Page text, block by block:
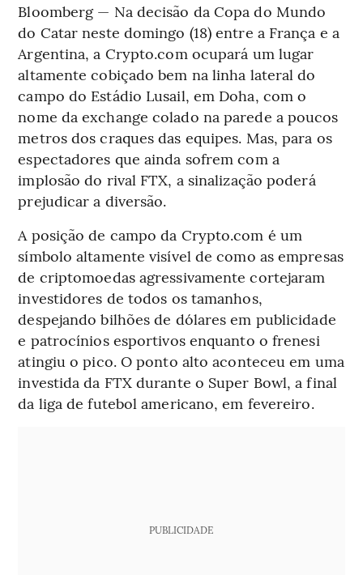
Bloomberg — Na decisão da Copa do Mundo
do Catar neste domingo (18) entre a França e a
Argentina, a Crypto.com ocupará um lugar
altamente cobiçado bem na linha lateral do
campo do Estádio Lusail, em Doha, com o
nome da exchange colado na parede a poucos
metros dos craques das equipes. Mas, para os
espectadores que ainda sofrem com a
implosão do rival FTX, a sinalização poderá
prejudicar a diversão.
A posição de campo da Crypto.com é um
símbolo altamente visível de como as empresas
de criptomoedas agressivamente cortejaram
investidores de todos os tamanhos,
despejando bilhões de dólares em publicidade
e patrocínios esportivos enquanto o frenesi
atingiu o pico. O ponto alto aconteceu em uma
investida da FTX durante o Super Bowl, a final
da liga de futebol americano, em fevereiro.
PUBLICIDADE